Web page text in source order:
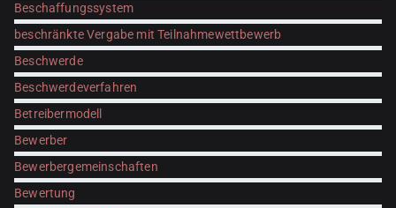
Beschaffungssystem
beschränkte Vergabe mit Teilnahmewettbewerb
Beschwerde
Beschwerdeverfahren
Betreibermodell
Bewerber
Bewerbergemeinschaften
Bewertung